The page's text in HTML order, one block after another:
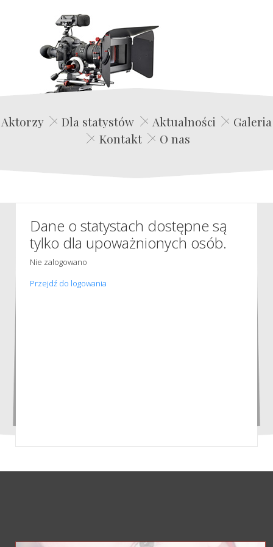
Edwin Film Agencja Aktorska
Aktorzy Dla statystów Aktualności
Galeria
Kontakt
O nas
Dane o statystach dostępne są
tylko dla upoważnionych osób.
Nie zalogowano
Przejdź do logowania